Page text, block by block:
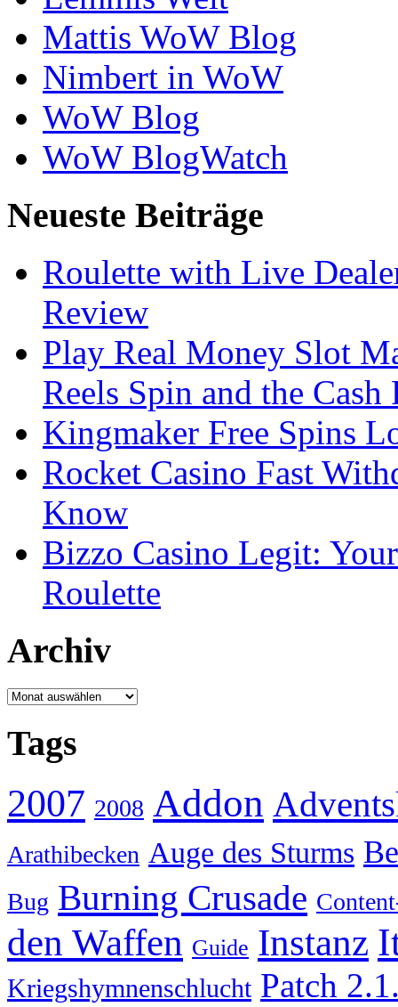
Mattis WoW Blog
Nimbert in WoW
WoW Blog
WoW BlogWatch
Neueste Beiträge
Roulette with Live
Review
Play Real Money Slot
Reels Spin and the Cash
Kingmaker Free Spins
Rocket Casino Fast
Know
Bizzo Casino Legit:
Roulette
Archiv
Archiv
Tags
2007 2008 Addon
Arathibecken Auge des Sturms
Bug Burning Crusade
den Waffen Guide Instanz
Kriegshymnenschlucht Patch